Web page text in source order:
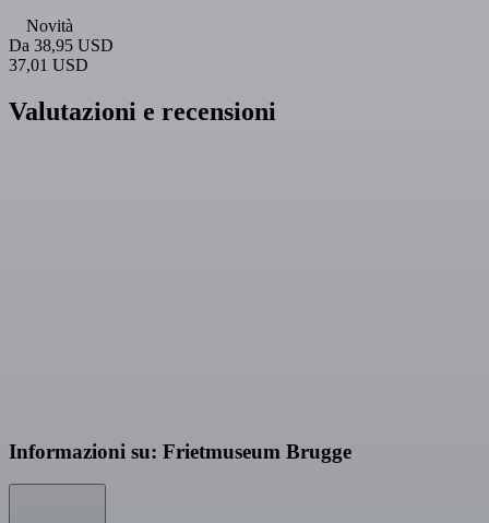
Novità
Da 38,95 USD
37,01 USD
Valutazioni e recensioni
Informazioni su: Frietmuseum Brugge